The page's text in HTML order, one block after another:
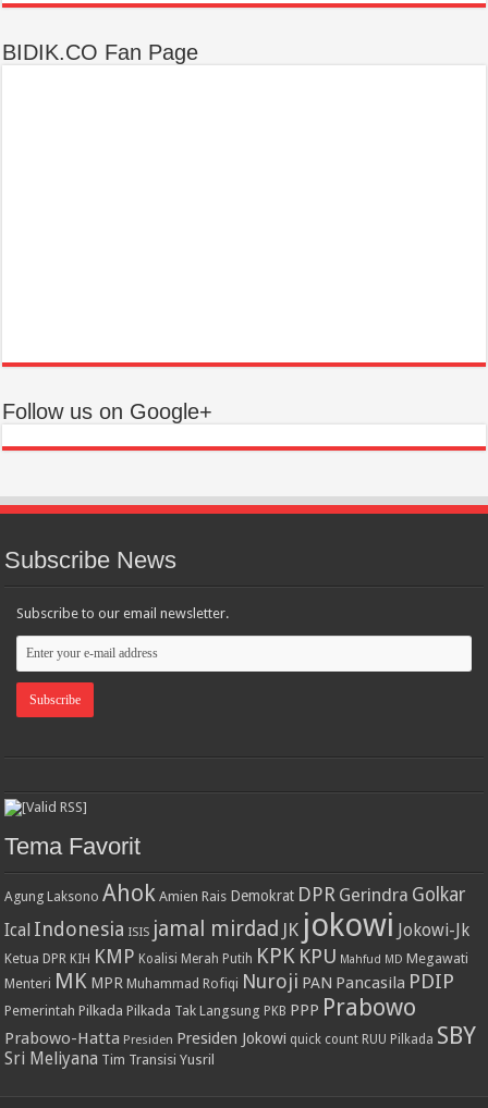
BIDIK.CO Fan Page
Follow us on Google+
Subscribe News
Subscribe to our email newsletter.
Tema Favorit
Agung Laksono Ahok Amien Rais Demokrat DPR Gerindra Golkar
Ical Indonesia ISIS jamal mirdad JK jokowi Jokowi-Jk
Ketua DPR KIH KMP Koalisi Merah Putih KPK KPU Mahfud MD Megawati
Menteri MK MPR Muhammad Rofiqi Nuroji PAN Pancasila PDIP
Pemerintah Pilkada Pilkada Tak Langsung PKB PPP Prabowo
Prabowo-Hatta Presiden Presiden Jokowi quick count RUU Pilkada SBY
Sri Meliyana Tim Transisi Yusril